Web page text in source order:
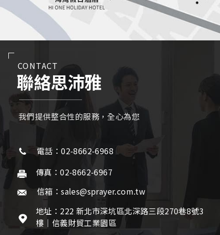
CONTACT
聯絡思沛雅
我們提供整合性的服務，全心為您
電話：02-8662-6968
傳真：02-8662-6967
信箱：sales@sprayer.com.tw
地址：222 新北市深坑區北深路三段270巷8號3
樓｜信義財貿工業園區